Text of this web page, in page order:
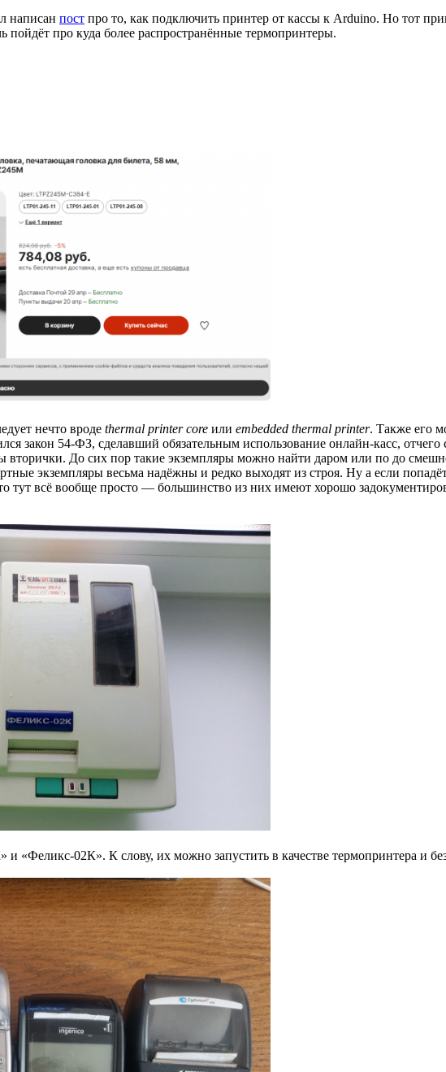
написан пост про то, как подключить принтер от кассы к Arduino. Но тот
пойдёт про куда более распространённые термопринтеры.
нечто вроде thermal printer core или embedded thermal printer. Также его
закон 54-ФЗ, сделавший обязательным использование онлайн-касс,
вторички. До сих пор такие экземпляры можно найти даром или по до
экземпляры весьма надёжны и редко выходят из строя. Ну а если
тут всё вообще просто — большинство из них имеют хорошо
«Феликс-02К». К слову, их можно запустить в качестве термопринтера и